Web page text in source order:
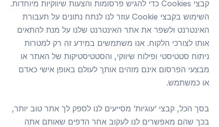
קבצי Cookies כדי להגיש פרסומות והצעות שיווקיות מיוחדות.
השימוש בקבצי Cookie עוזר לנו לנתח נתונים על תעבורת
האינטרנט ולשפר את אתר האינטרנט שלנו על מנת להתאים
אותו לצורכי הלקוח. אנו משתמשים במידע זה רק למטרות
ניתוח סטטיסטי ופילוח שיווקי, והסטטיסטיקות של האתר או
מבצעי הפרסום אינם מזהים אותך לעולם באופן אישי כאדם
או כמשתמש.
בסך הכל, קבצי ‘עוגיות’ מסייעים לנו לספק לך אתר טוב יותר,
בכך שהם מאפשרים לנו לעקוב אחר הדפים שאותם אתה